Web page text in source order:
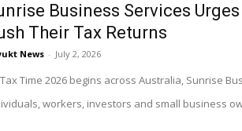
Business Services
Their Tax Returns
News - July 2, 2026
Time 2026 begins across Australia, Sunrise
workers, investors and small business